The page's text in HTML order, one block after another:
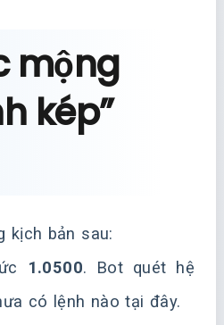
mộng
kép”
kịch bản sau:
1.0500. Bot quét hệ
có lệnh nào tại đây.